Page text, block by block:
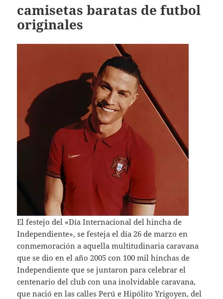
camisetas baratas de futbol
originales
El festejo del «Día Internacional del hincha de
Independiente», se festeja el día 26 de marzo en
conmemoración a aquella multitudinaria caravana
que se dio en el año 2005 con 100 mil hinchas de
Independiente que se juntaron para celebrar el
centenario del club con una inolvidable caravana,
que nació en las calles Perú e Hipólito Yrigoyen, del